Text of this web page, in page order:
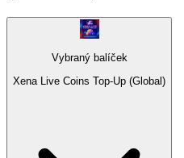
Vybraný balíček
Xena Live Coins Top-Up (Global)